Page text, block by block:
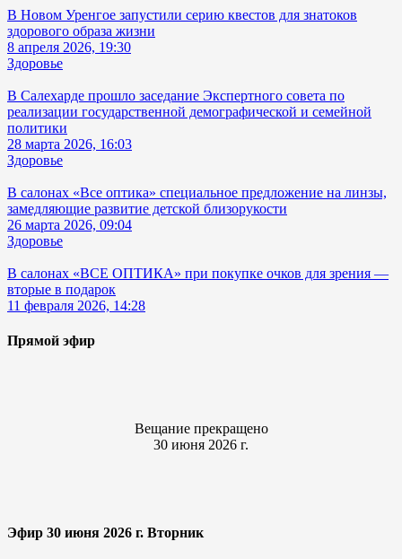
В Новом Уренгое запустили серию квестов для знатоков
здорового образа жизни
8 апреля 2026, 19:30
Здоровье
В Салехарде прошло заседание Экспертного совета по
реализации государственной демографической и семейной
политики
28 марта 2026, 16:03
Здоровье
В салонах «Все оптика» специальное предложение на линзы,
замедляющие развитие детской близорукости
26 марта 2026, 09:04
Здоровье
В салонах «ВСЕ ОПТИКА» при покупке очков для зрения —
вторые в подарок
11 февраля 2026, 14:28
Прямой эфир
Вещание прекращено
30 июня 2026 г.
Эфир 30 июня 2026 г. Вторник